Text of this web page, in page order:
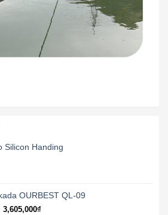
Silicon Handing
OURBEST QL-09
3,605,000₫